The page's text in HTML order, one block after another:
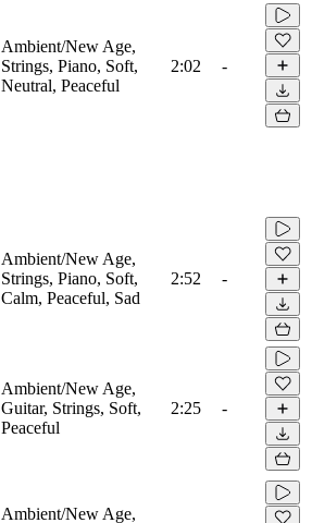
Ambient/New Age,
Strings, Piano, Soft,
Neutral, Peaceful
2:02 -
Ambient/New Age,
Strings, Piano, Soft,
Calm, Peaceful, Sad
2:52 -
Ambient/New Age,
Guitar, Strings, Soft,
Peaceful
2:25 -
Ambient/New Age,